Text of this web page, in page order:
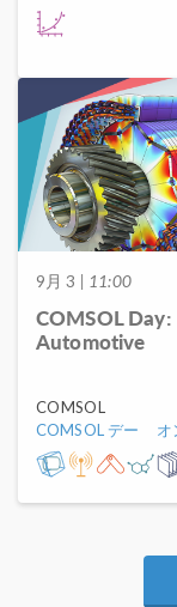
9月 3 | 11:00
COMSOL Day:
Automotive
COMSOL
COMSOL デー
オ